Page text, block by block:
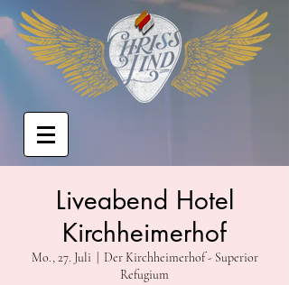
Liveabend Hotel
Kirchheimerhof
Mo., 27. Juli
Der Kirchheimerhof - Superior
Refugium